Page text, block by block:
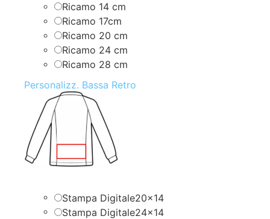
Ricamo 14 cm
Ricamo 17cm
Ricamo 20 cm
Ricamo 24 cm
Ricamo 28 cm
Personalizz. Bassa Retro
Stampa Digitale20x14
Stampa Digitale24x14